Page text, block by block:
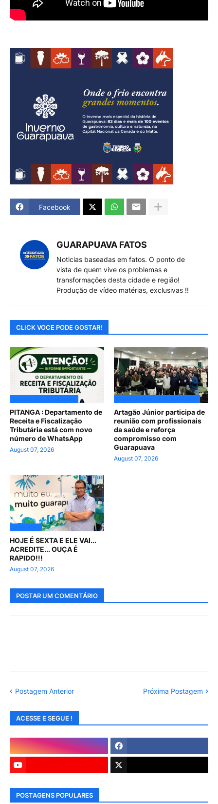
Facebook
GUARAPUAVA FATOS
Noticias baseadas em fatos. O ponto de
vista de quem vive os problemas e
transformações desta cidade e região!
Produção de vídeo matérias, exclusivas !!
CLICK VOCE PODE GOSTAR!
PITANGA : Departamento de
Receita e Fiscalização
Tributária está com novo
número de WhatsApp
August 07, 2026
Artagão Júnior participa de
reunião com profissionais
da saúde e reforça
compromisso com
Guarapuava
August 07, 2026
HOJE É SEXTA E ELE VAI...
ACREDITE... OUÇA É
RAPIDO!!!
August 07, 2026
POSTAR UM COMENTÁRIO
Postagem Anterior Próxima Postagem
ACESSE E SEGUE !
POSTAGENS POPULARES